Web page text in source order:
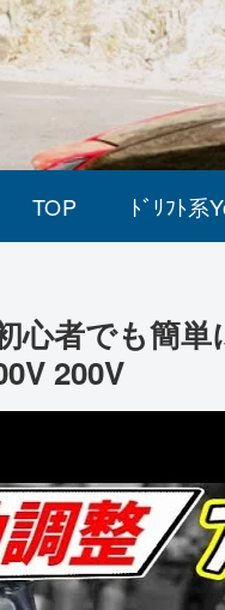
TOP ﾄﾞﾘﾌﾄ系
心者でも簡
200V